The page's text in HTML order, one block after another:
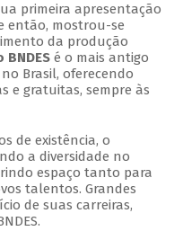
primeira apresentação
então, mostrou-se
da produção
é o mais antigo
Brasil, oferecendo
e gratuitas, sempre às
de existência, o
a diversidade no
espaço tanto para
talentos. Grandes
de suas carreiras,